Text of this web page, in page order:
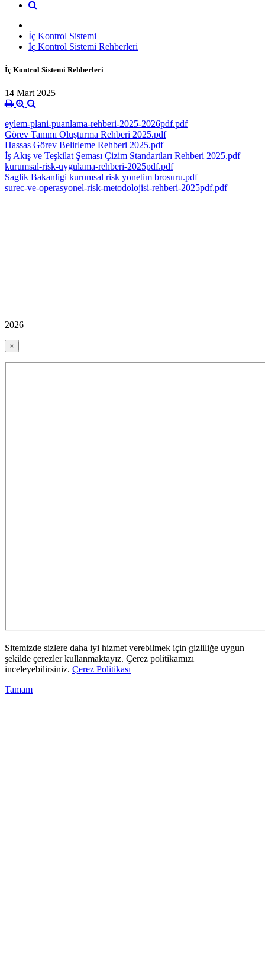
İç Kontrol Sistemi
İç Kontrol Sistemi Rehberleri
İç Kontrol Sistemi Rehberleri
14 Mart 2025
eylem-plani-puanlama-rehberi-2025-2026pdf.pdf
Görev Tanımı Oluşturma Rehberi 2025.pdf
Hassas Görev Belirleme Rehberi 2025.pdf
İş Akış ve Teşkilat Şeması Çizim Standartları Rehberi 2025.pdf
kurumsal-risk-uygulama-rehberi-2025pdf.pdf
Saglik Bakanligi kurumsal risk yonetim brosuru.pdf
surec-ve-operasyonel-risk-metodolojisi-rehberi-2025pdf.pdf
2026
×
Sitemizde sizlere daha iyi hizmet verebilmek için gizliliğe uygun
şekilde çerezler kullanmaktayız. Çerez politikamızı
inceleyebilirsiniz. Çerez Politikası
Tamam